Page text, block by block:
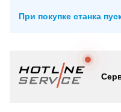
При покупке станка